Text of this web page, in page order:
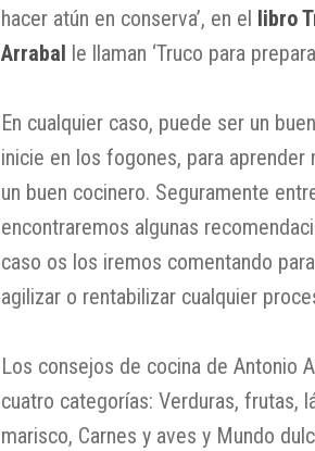
hacer atún en conserva’, en el libro
Arrabal le llaman ‘Truco para
En cualquier caso, puede ser un
inicie en los fogones, para
un buen cocinero. Seguramente
encontraremos algunas
caso os los iremos comentando
agilizar o rentabilizar cualquier
Los consejos de cocina de Antonio
cuatro categorías: Verduras, frutas,
marisco, Carnes y aves y Mundo